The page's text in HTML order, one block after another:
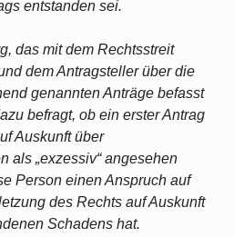
entstanden sei.
das mit dem Rechtsstreit
dem Antragsteller über die
genannten Anträge befasst
befragt, ob ein erster Antrag
Auskunft über
als „exzessiv“ angesehen
Person einen Anspruch auf
des Rechts auf Auskunft
Schadens hat.